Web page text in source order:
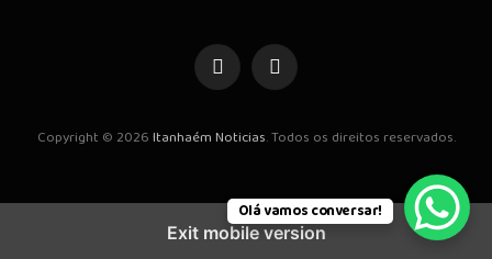
FacebookInstagram
Copyright © 2026Itanhaém Noticias. Todos os direitos reservados.
Olá vamos conversar!
Exit mobile version